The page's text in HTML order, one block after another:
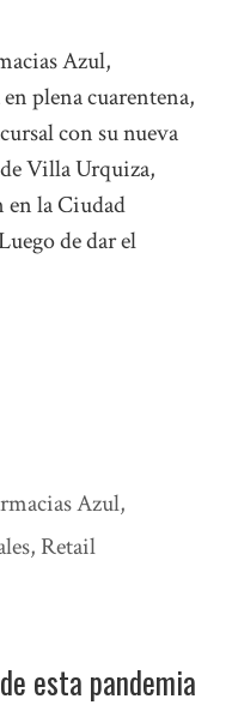
Azul,
plena cuarentena,
con su nueva
Villa Urquiza,
en la Ciudad
de dar el
Azul,
, Retail
esta pandemia